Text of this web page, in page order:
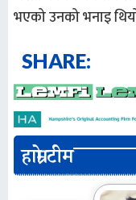
भएको उनको भनाइ
SHARE:
हाम्रो टीम